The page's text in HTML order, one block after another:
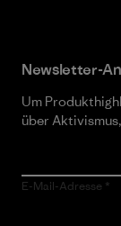
Newsletter-
Um
über
E-Mail-Adresse